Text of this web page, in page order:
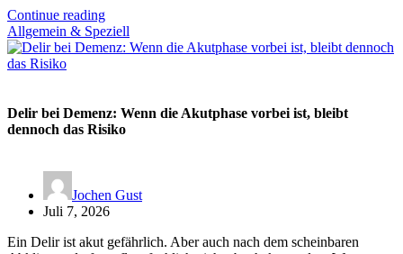
Continue reading
Allgemein & Speziell
Delir bei Demenz: Wenn die Akutphase vorbei ist, bleibt
dennoch das Risiko
Jochen Gust
Juli 7, 2026
Ein Delir ist akut gefährlich. Aber auch nach dem scheinbaren